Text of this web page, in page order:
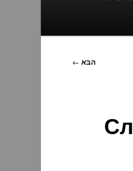
הבא ←